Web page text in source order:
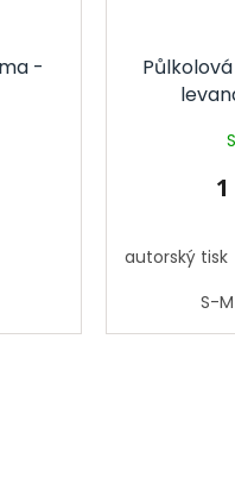
-
autorský tisk
S-M